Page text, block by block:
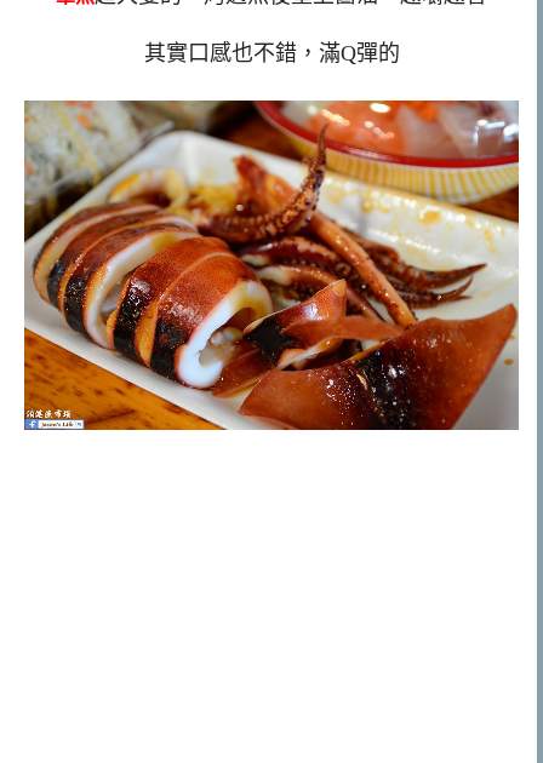
其實口感也不錯，滿Q彈的